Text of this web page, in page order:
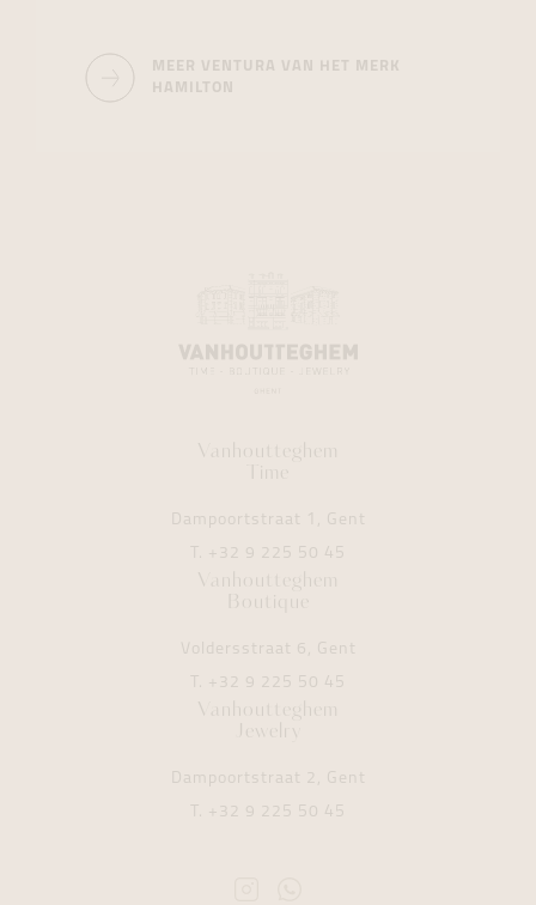
MEER VENTURA VAN HET MERK
HAMILTON
Vanhoutteghem
Time
Dampoortstraat 1, Gent
T. +32 9 225 50 45
Vanhoutteghem
Boutique
Voldersstraat 6, Gent
T. +32 9 225 50 45
Vanhoutteghem
Jewelry
Dampoortstraat 2, Gent
T. +32 9 225 50 45